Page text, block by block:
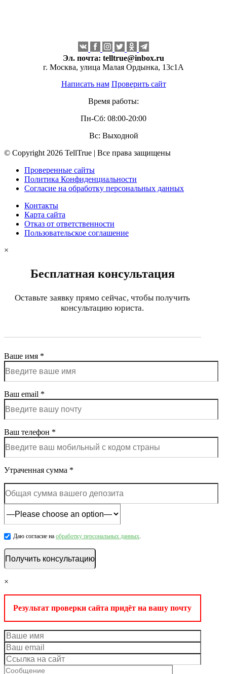
Эл. почта: telltrue@inbox.ru
г. Москва, улица Малая Ордынка, 13с1А
Написать нам Проверить сайт
Время работы:
Пн-Сб: 08:00-20:00
Вс: Выходной
© Copyright 2026 TellTrue | Все права защищены
Проверенные сайты
Политика Конфиденциальности
Согласие на обработку персональных данных
Контакты
Карта сайта
Отказ от ответственности
Пользовательское соглашение
×
Бесплатная консультация
Оставьте заявку прямо сейчас, чтобы получить
консультацию юриста.
Ваше имя *
Ваш email *
Ваш телефон *
Утраченная сумма *
Даю согласие на обработку персональных данных.
×
Результат проверки сайта придёт на вашу почту